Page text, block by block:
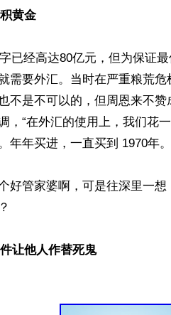
黄金
已经高达80亿元，但为保证
需要外汇。当时在严重粮荒
不是不可以的，但周恩来不
，“在外汇的使用上，我们花
年年买进，一直买到 1970年
好管家婆啊，可是往深里一
让他人作替死鬼